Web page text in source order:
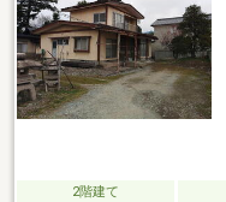
2階建て